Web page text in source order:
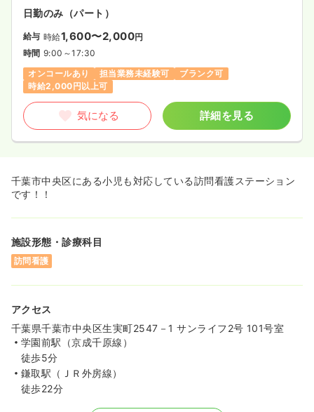
日勤のみ（パート）
給与 時給1,600〜2,000円
時間 9:00～17:30
オンコールあり
担当業務未経験可
ブランク可
時給2,000円以上可
気になる 詳細を見る
千葉市中央区にある小児も対応している訪問看護ステーション
です！！
施設形態・診療科目
訪問看護
アクセス
千葉県千葉市中央区生実町2547－1 サンライフ2号 101号室
学園前駅（京成千原線）
徒歩5分
鎌取駅（ＪＲ外房線）
徒歩22分